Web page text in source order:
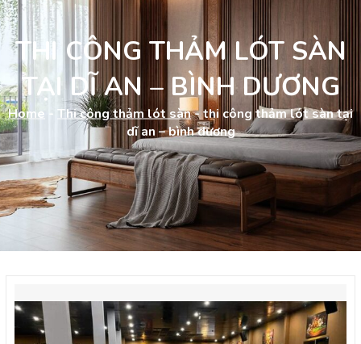
THI CÔNG THẢM LÓT SÀN
TẠI DĨ AN – BÌNH DƯƠNG
Home - Thi công thảm lót sàn-thi công thảm lót sàn tại
dĩ an – bình dương